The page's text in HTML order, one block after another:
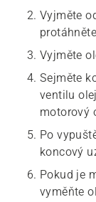
Vyjměte
Vyjměte
Sejměte
ventilu
motorový
Po
koncový
Pokud je
vyměňte